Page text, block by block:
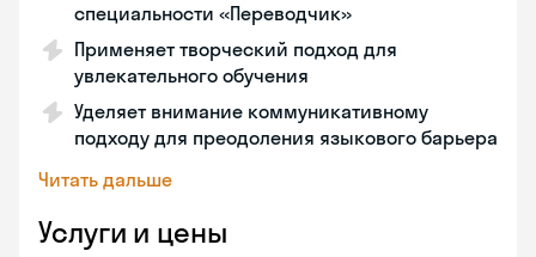
специальности «Переводчик»
Применяет творческий подход для
увлекательного обучения
Уделяет внимание коммуникативному
подходу для преодоления языкового барьера
Читать дальше
Услуги и цены